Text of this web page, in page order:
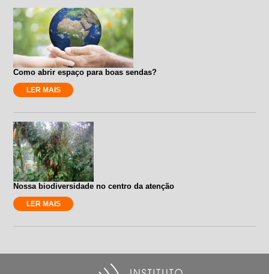
Como abrir espaço para boas sendas?
LER MAIS
Nossa biodiversidade no centro da atenção
LER MAIS